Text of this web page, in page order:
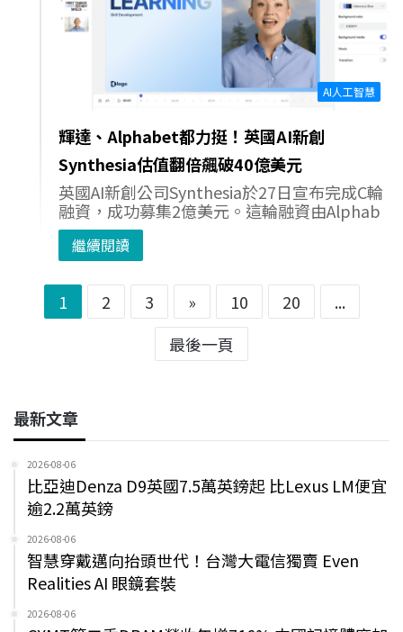
AI人工智慧
輝達、Alphabet都力挺！英國AI新創
Synthesia估值翻倍飆破40億美元
英國AI新創公司Synthesia於27日宣布完成C輪
融資，成功募集2億美元。這輪融資由Alphab
繼續閱讀
1 2 3 » 10 20
...
最後一頁
最新文章
2026-08-06
比亞迪Denza D9英國7.5萬英鎊起 比Lexus LM便宜
逾2.2萬英鎊
2026-08-06
智慧穿戴邁向抬頭世代！台灣大電信獨賣 Even
Realities AI 眼鏡套裝
2026-08-06